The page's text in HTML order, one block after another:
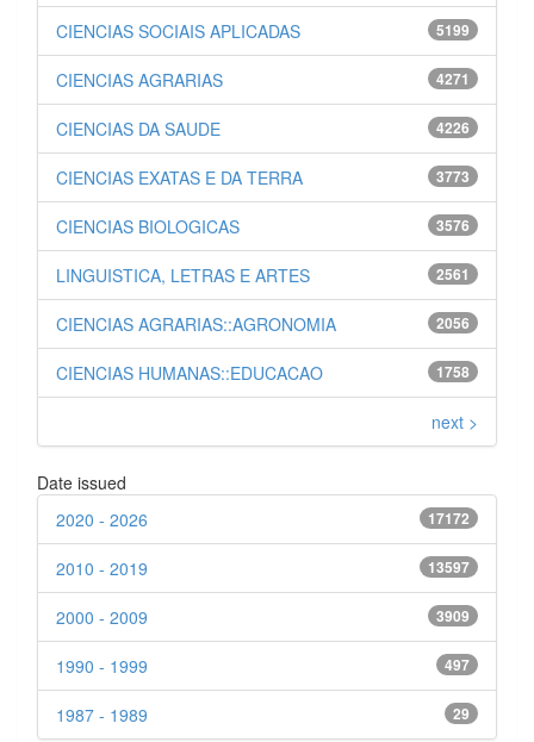
5199
CIENCIAS SOCIAIS APLICADAS
4271
CIENCIAS AGRARIAS
4226
CIENCIAS DA SAUDE
3773
CIENCIAS EXATAS E DA TERRA
3576
CIENCIAS BIOLOGICAS
2561
LINGUISTICA, LETRAS E ARTES
2056
CIENCIAS AGRARIAS::AGRONOMIA
1758
CIENCIAS HUMANAS::EDUCACAO
next >
Date issued
17172
2020 - 2026
13597
2010 - 2019
3909
2000 - 2009
497
1990 - 1999
29
1987 - 1989